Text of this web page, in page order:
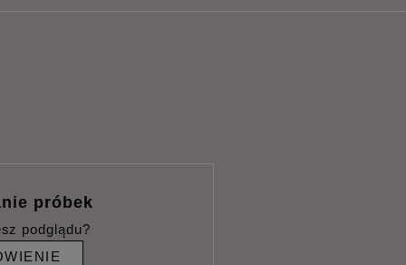
próbek
podglądu?